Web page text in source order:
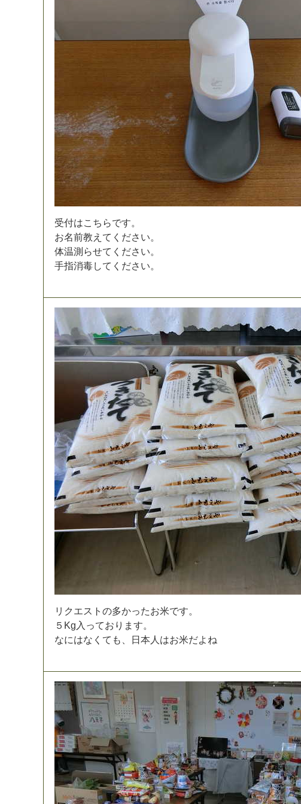
受付はこ ち らです。
お名前教 え て く ださ い。
体温測 らせて く ださ い。
手指消毒して く ださ い。
リ ク エス ト の多かったお米です。
５ Kg 入 ってお り ま す。
なにはな く て も 日 本 人 はお米だよ ね